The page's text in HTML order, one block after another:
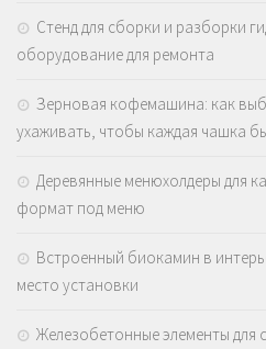
Стенд для сборки и разборки
оборудование для ремонта
Зерновая кофемашина: как
ухаживать, чтобы каждая чашка
Деревянные менюхолдеры для
формат под меню
Встроенный биокамин в
место установки
Железобетонные элементы для